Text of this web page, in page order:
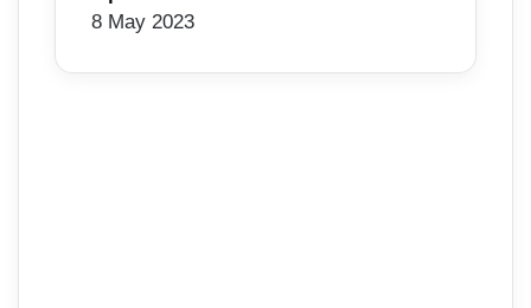
8 May 2023